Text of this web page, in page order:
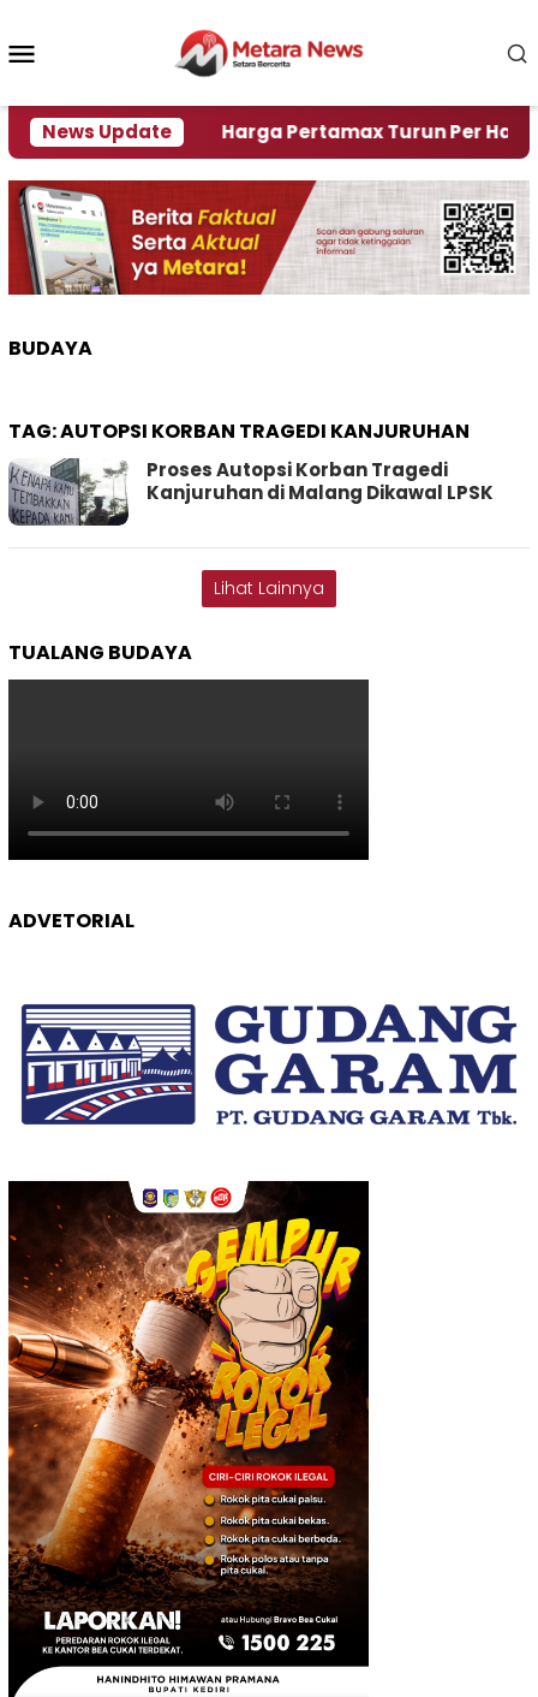
konten
News Update
Krisi Air Harga Pertamax Turun Per Hari Ini,
BUDAYA
TAG:AUTOPSI KORBAN TRAGEDI KANJURUHAN
Proses Autopsi Korban Tragedi
Kanjuruhan di Malang Dikawal LPSK
Lihat Lainnya
TUALANG BUDAYA
ADVETORIAL